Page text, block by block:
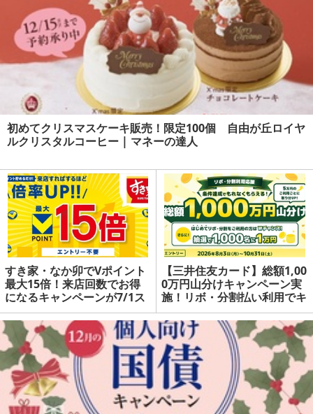
初めてクリスマスケーキ販売！限定100個 自由が丘ロイヤ
ルクリスタルコーヒー | マネーの達人
すき家・なか卯でVポイント
最大15倍！来店回数でお得
になるキャンペーンが7/1ス
タート | マネーの達人
【三井住友カード】総額1,00
0万円山分けキャンペーン実
施！リボ・分割払い利用でキ
ャッシュバック | マネーの達
人